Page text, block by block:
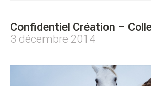
Confidentiel Création –
3 décembre 2014